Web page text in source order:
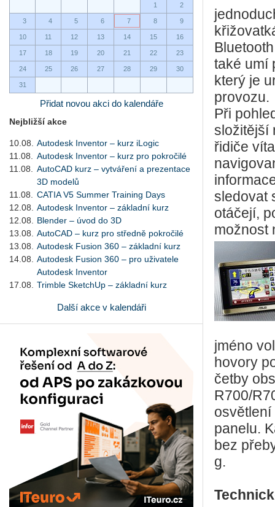
1
2
3 4 5 6 7 8 9
10 11 12 13 14 15 16
17 18 19 20 21 22 23
24 25 26 27 28 29 30
31
Přidat novou akci do kalendáře
Nejbližší akce
10.08.
Autodesk Inventor – kurz iLogic
11.08.
Autodesk Inventor – kurz pro pokročilé
11.08.
AutoCAD kurz – vytváření a prezentace
3D modelů
11.08.
CATIA V5 Summer Training Days
12.08.
Autodesk Inventor – základní kurz
12.08.
Blender – úvod do 3D
13.08.
AutoCAD – kurz pro středně pokročilé
13.08.
Autodesk Fusion 360 – základní kurz
14.08.
Autodesk Fusion 360 – pro uživatele
Autodesk Inventor
17.08.
Trimble SketchUp – základní kurz
Další akce v kalendáři
také umí
který je
provozu.
Při
složitější
řidiče
sledovat
otáčejí,
možnost
jméno
hovory
četby
R700/
panelu.
bez
g.